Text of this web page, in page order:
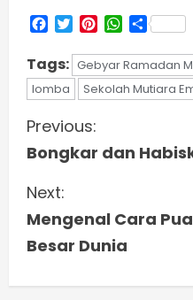
Facebook
TwitterPinterestWhatsApp
Share
Tags: Gebyar Ramadan
lomba
Sekolah Mutiara
C
o
n
t
i
Previous:
Bongkar dan
Next:
Mengenal Cara
Besar Dunia